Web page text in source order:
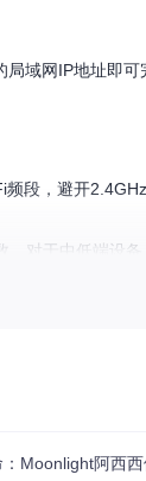
域网IP地址即
段，避开
对于中低端设
；10英寸平板可
中实现，支
Moonlight阿西